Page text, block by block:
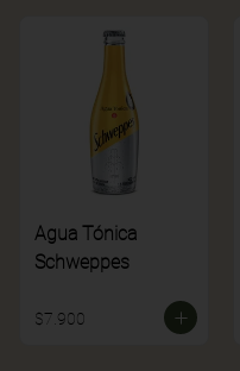
Agua Tónica
Schweppes
$7.900